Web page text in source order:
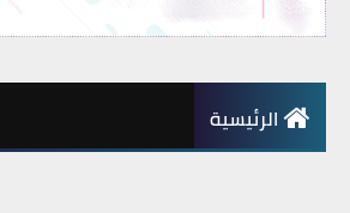
الرئيسية